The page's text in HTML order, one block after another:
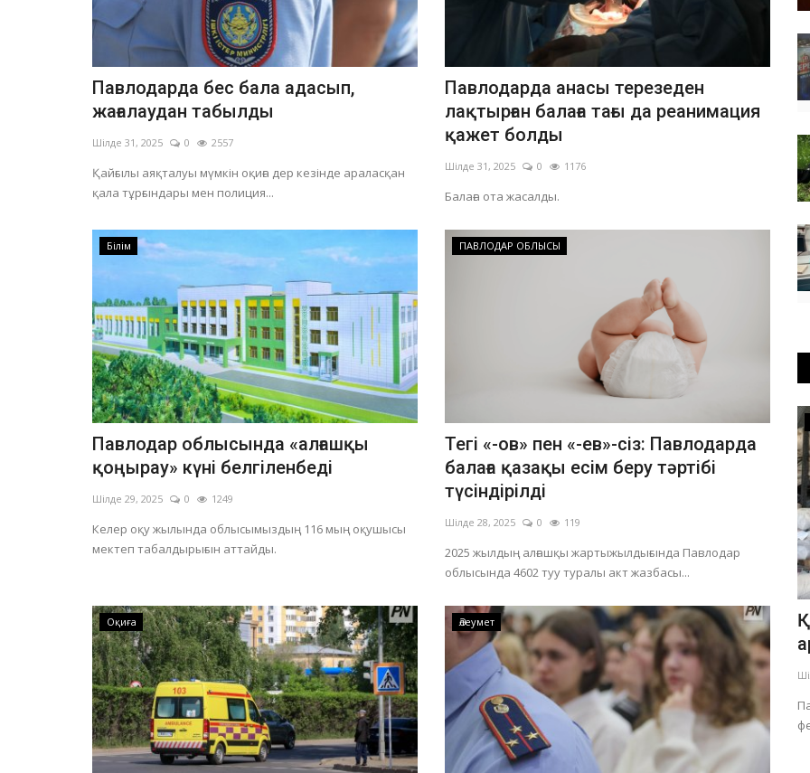
Павлодарда бес бала адасып,
жағалаудан табылды
Шілде 31, 2025 0 2557
Қайғылы аяқталуы мүмкін оқиға дер кезінде араласқан
қала тұрғындары мен полиция...
Павлодарда анасы терезеден
лақтырған балаға тағы да реанимация
қажет болды
Шілде 31, 2025 0 1176
Балаға ота жасалды.
Білім
Павлодар облысында «алғашқы
қоңырау» күні белгіленбеді
Шілде 29, 2025 0 1249
Келер оқу жылында облысымыздың 116 мың оқушысы
мектеп табалдырығын аттайды.
ПАВЛОДАР ОБЛЫСЫ
Тегі «-ов» пен «-ев»-сіз: Павлодарда
балаға қазақы есім беру тәртібі
түсіндірілді
Шілде 28, 2025 0 119
2025 жылдың алғашқы жартыжылдығында Павлодар
облысында 4602 туу туралы акт жазбасы...
Оқиға Әлеумет
Хоккей
Павлодарлық хоккейшілер
атыраулық команданы өз
айдынында...
Қараша 4, 2025 0 11926
Кіру тегін.
ПАВЛОДАР ОБЛЫСЫ
Павлодарлықтардың Құрылтай
сайлауына қатысты ең жиі қоятын...
Тамыз 5, 2026 185
Дауыс беретін учаскеңіздің мекенжайын алдын ала
нақтылап алған жөн.